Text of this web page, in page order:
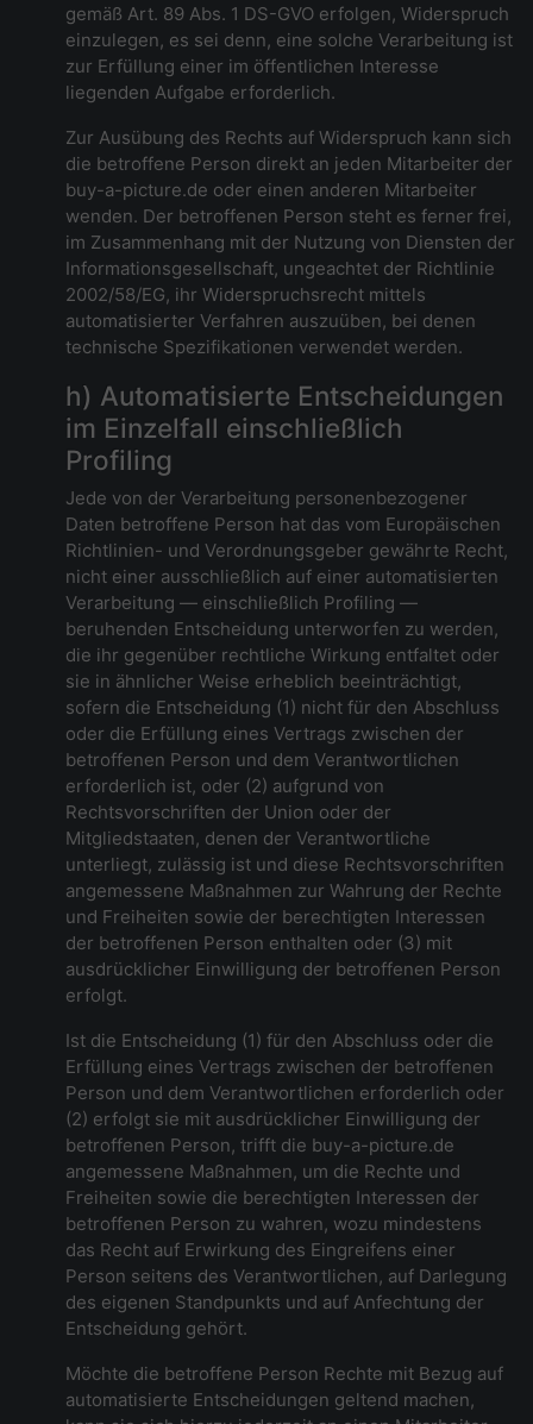
gemäß Art. 89 Abs. 1 DS-GVO erfolgen, Widerspruch
einzulegen, es sei denn, eine solche Verarbeitung ist
zur Erfüllung einer im öffentlichen Interesse
liegenden Aufgabe erforderlich.
Zur Ausübung des Rechts auf Widerspruch kann sich
die betroffene Person direkt an jeden Mitarbeiter der
buy-a-picture.de oder einen anderen Mitarbeiter
wenden. Der betroffenen Person steht es ferner frei,
im Zusammenhang mit der Nutzung von Diensten der
Informationsgesellschaft, ungeachtet der Richtlinie
2002/58/EG, ihr Widerspruchsrecht mittels
automatisierter Verfahren auszuüben, bei denen
technische Spezifikationen verwendet werden.
h) Automatisierte Entscheidungen
im Einzelfall einschließlich
Profiling
Jede von der Verarbeitung personenbezogener
Daten betroffene Person hat das vom Europäischen
Richtlinien- und Verordnungsgeber gewährte Recht,
nicht einer ausschließlich auf einer automatisierten
Verarbeitung — einschließlich Profiling —
beruhenden Entscheidung unterworfen zu werden,
die ihr gegenüber rechtliche Wirkung entfaltet oder
sie in ähnlicher Weise erheblich beeinträchtigt,
sofern die Entscheidung (1) nicht für den Abschluss
oder die Erfüllung eines Vertrags zwischen der
betroffenen Person und dem Verantwortlichen
erforderlich ist, oder (2) aufgrund von
Rechtsvorschriften der Union oder der
Mitgliedstaaten, denen der Verantwortliche
unterliegt, zulässig ist und diese Rechtsvorschriften
angemessene Maßnahmen zur Wahrung der Rechte
und Freiheiten sowie der berechtigten Interessen
der betroffenen Person enthalten oder (3) mit
ausdrücklicher Einwilligung der betroffenen Person
erfolgt.
Ist die Entscheidung (1) für den Abschluss oder die
Erfüllung eines Vertrags zwischen der betroffenen
Person und dem Verantwortlichen erforderlich oder
(2) erfolgt sie mit ausdrücklicher Einwilligung der
betroffenen Person, trifft die buy-a-picture.de
angemessene Maßnahmen, um die Rechte und
Freiheiten sowie die berechtigten Interessen der
betroffenen Person zu wahren, wozu mindestens
das Recht auf Erwirkung des Eingreifens einer
Person seitens des Verantwortlichen, auf Darlegung
des eigenen Standpunkts und auf Anfechtung der
Entscheidung gehört.
Möchte die betroffene Person Rechte mit Bezug auf
automatisierte Entscheidungen geltend machen,